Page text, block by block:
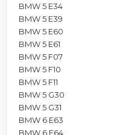
BMW 5 E34
BMW 5 E39
BMW 5 E60
BMW 5 E61
BMW 5 F07
BMW 5 F10
BMW 5 F11
BMW 5 G30
BMW 5 G31
BMW 6 E63
BMW 6 E64